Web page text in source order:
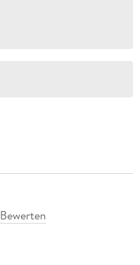
Bewerten